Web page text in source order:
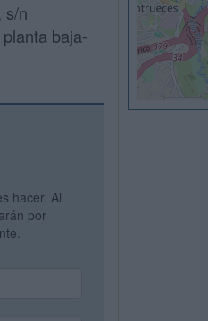
s/n
baja-
hacer. Al
por